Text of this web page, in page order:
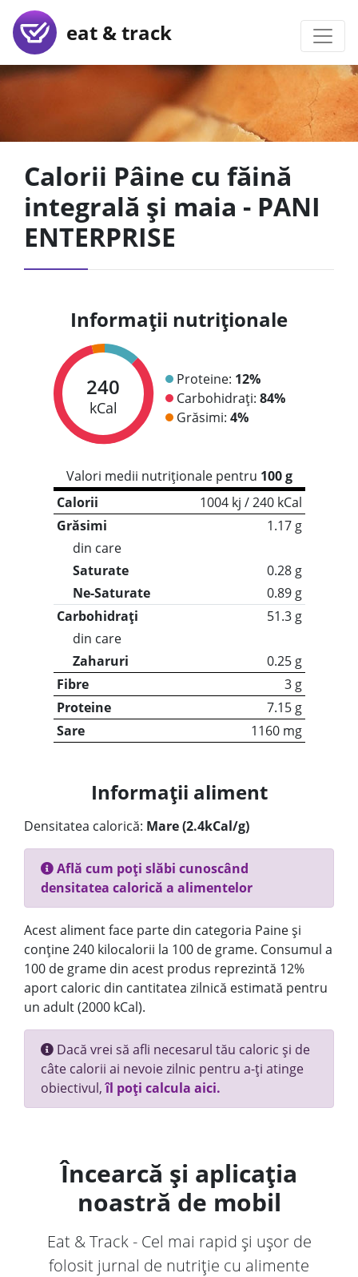
eat & track
Calorii Pâine cu făină
integrală și maia - PANI
ENTERPRISE
Informații nutriționale
240
kCal
Proteine: 12%
Carbohidrați: 84%
Grăsimi: 4%
Valori medii nutriționale pentru 100 g
Calorii
1004 kj / 240 kCal
Grăsimi
1.17 g
din care
Saturate
0.28 g
Ne-Saturate
0.89 g
Carbohidrați
51.3 g
din care
Zaharuri
0.25 g
Fibre
3 g
Proteine
7.15 g
Sare
1160 mg
Informații aliment
Densitatea calorică: Mare (2.4kCal/g)
Află cum poți slăbi cunoscând
densitatea calorică a alimentelor
Acest aliment face parte din categoria Paine și
conține 240 kilocalorii la 100 de grame. Consumul a
100 de grame din acest produs reprezintă 12%
aport caloric din cantitatea zilnică estimată pentru
un adult (2000 kCal).
Dacă vrei să afli necesarul tău caloric și de
câte calorii ai nevoie zilnic pentru a-ți atinge
obiectivul,îl poți calcula aici.
Încearcă și aplicația
noastră de mobil
Eat & Track - Cel mai rapid și ușor de
folosit jurnal de nutriție cu alimente